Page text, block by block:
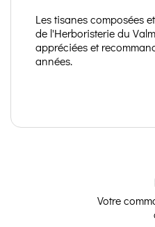
Les tisanes composées
de l'Herboristerie du
appréciées et
années.
Votre